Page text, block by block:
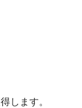
します。